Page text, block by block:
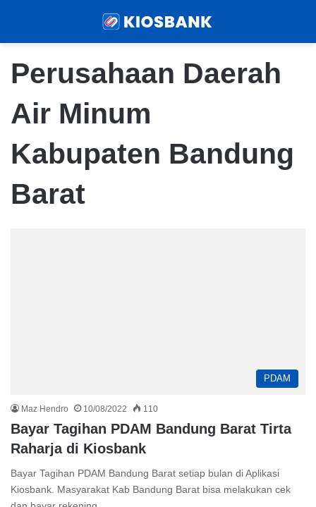
Perusahaan Daerah
Air Minum
Kabupaten Bandung
Barat
PDAM
Maz Hendro 10/08/2022 110
Bayar Tagihan PDAM Bandung Barat Tirta
Raharja di Kiosbank
Bayar Tagihan PDAM Bandung Barat setiap bulan di Aplikasi
Kiosbank. Masyarakat Kab Bandung Barat bisa melakukan cek